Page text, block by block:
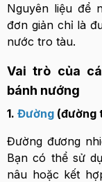
Nguyên liệu để
đơn giản chỉ là
nước tro tàu.
Vai trò của
bánh nướng
1. Đường (đường
Đường đương
Bạn có thể sử
nâu hoặc kết